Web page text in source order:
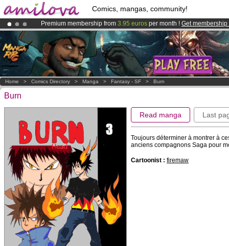
Comics, mangas, community!
Premium membership from 3.95 euros per month ! Get membership
Already 100000membersand 1000comics & mangas!.
AmilovaKickstarter is now LIVE!.
Home > Comics Directory > Manga > Fantasy - SF > Burn
Burn
Read manga Last
Toujours déterminer à montrer à
anciens compagnons Saga pour
Cartoonist : firemaw